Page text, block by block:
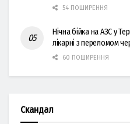
54 ПОШИРЕННЯ
Нічна бійка на АЗС у
лікарні з переломом
60 ПОШИРЕННЯ
Скандал